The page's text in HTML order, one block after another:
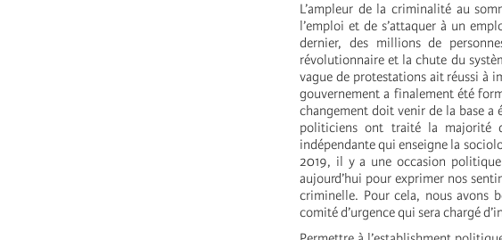
L’ampleur de la criminalité au
l’emploi et de s’attaquer à un
dernier, des millions de
révolutionnaire et la chute du
vague de protestations ait réussi à
gouvernement a finalement été
changement doit venir de la base a
politiciens ont traité la majorité
indépendante qui enseigne la
2019, il y a une occasion
aujourd’hui pour exprimer nos
criminelle. Pour cela, nous avons
comité d’urgence qui sera chargé